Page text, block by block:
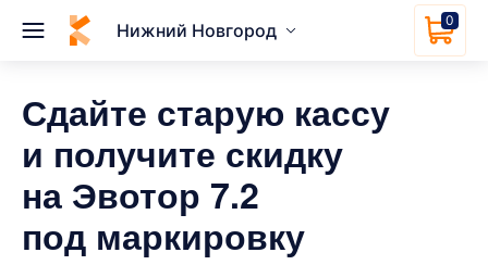
Нижний Новгород 0
Сдайте старую кассу
и получите скидку
на Эвотор 7.2
под маркировку